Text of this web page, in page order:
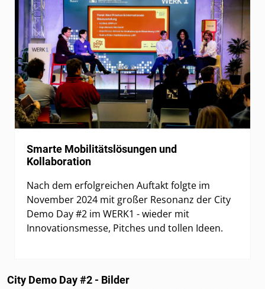
Smarte Mobilitätslösungen und
Kollaboration
Nach dem erfolgreichen Auftakt folgte im
November 2024 mit großer Resonanz der City
Demo Day #2 im WERK1 - wieder mit
Innovationsmesse, Pitches und tollen Ideen.
City Demo Day #2 - Bilder